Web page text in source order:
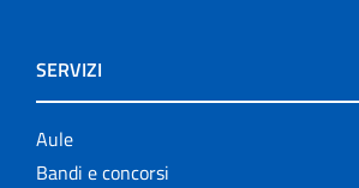
SERVIZI
Aule
Bandi e concorsi